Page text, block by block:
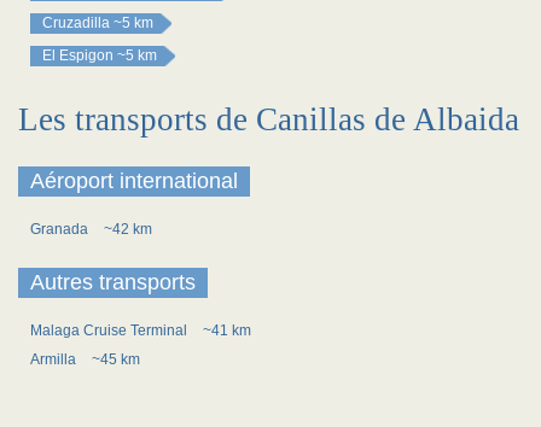
Cruzadilla ~5 km
El Espigon ~5 km
Les transports de Canillas de Albaida
Aéroport international
Granada ~42 km
Autres transports
Malaga Cruise Terminal
~41 km
Armilla
~45 km